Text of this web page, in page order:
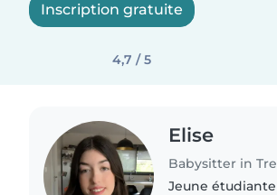
Inscription gratuite
4,7 / 5
Elise
Babysitter in
Jeune étudiante